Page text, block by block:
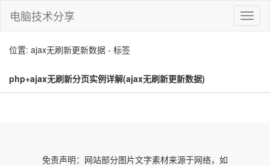
切
换
电脑技术分享
位置: ajax无刷新更新数据 - 标签
php+ajax无刷新分页实例详解(ajax无刷新更新数据)
免责声明：网站部分图片文字素材来源于网络，如